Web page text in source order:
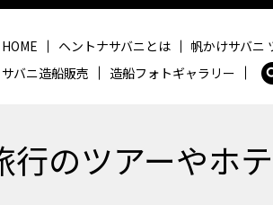
HOME ヘントナサバニとは 帆かけサバニ
サバニ造船販売
造船フォトギャラリー
行のツアーやホ